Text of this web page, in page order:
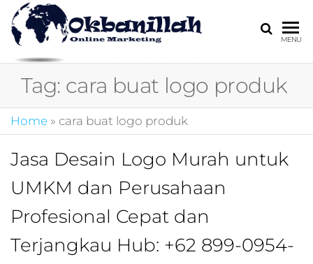
HARGA
MIRING
4.0,jasa digital
kotler,performance
marketing,kotler
digital,marketing
digital social
MENU
Tag: cara buat logo produk
Home » cara buat logo produk
Jasa Desain Logo Murah untuk
UMKM dan Perusahaan
Profesional Cepat dan
Terjangkau Hub: +62 899-0954-